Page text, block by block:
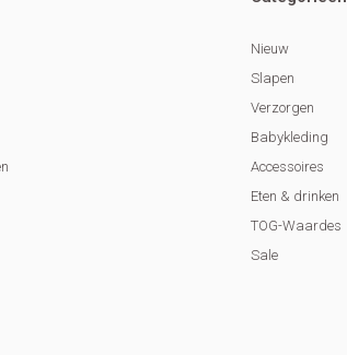
Nieuw
Slapen
Verzorgen
Babykleding
Accessoires
Eten & drinken
TOG-Waardes
Sale